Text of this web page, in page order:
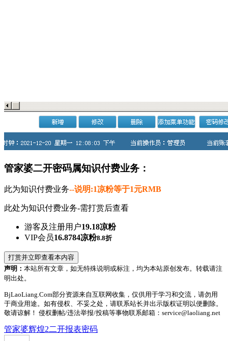
管家婆二开密码属知识付费业务：
此为知识付费业务--说明:1凉粉等于1元RMB
此处为知识付费业务-需打赏后查看
游客及注册用户19.18凉粉
VIP会员16.8784凉粉8.8折
打赏并立即查看本内容
声明： 本站所有文章，如无特殊说明或标注，均为本站原创发布。转载请注
明出处。
BjLaoLiang.Com部分资源来自互联网收集，仅供用于学习和交流，请勿用
于商业用途。如有侵权、不妥之处，请联系站长并出示版权证明以便删除。
敬请谅解！ 侵权删帖/违法举报/投稿等事物联系邮箱：service@laoliang.net
管家婆辉煌2二开报表密码